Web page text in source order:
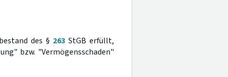
des § 263StGB erfüllt,
bzw. "Vermögensschaden"